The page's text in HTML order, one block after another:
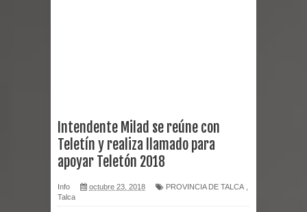
Curicó desarrollará jornada de
Intendente Milad se reúne con
Teletín y realiza llamado para
apoyar Teletón 2018
Info octubre 23, 2018 PROVINCIA DE TALCA
Talca